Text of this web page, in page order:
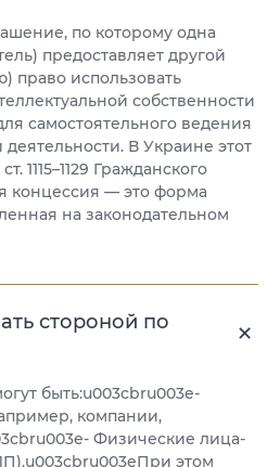
по которому одна
предоставляет другой
право использовать
собственности
самостоятельного ведения
В Украине этот
1115–1129 Гражданского
концессия — это форма
на законодательном
стороной по
быть:u003cbru003e-
компании,
Физические лица-
этом